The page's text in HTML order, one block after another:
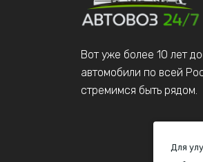
Для
Вот уже более 10 лет
автомобили по всей
стремимся быть рядом.